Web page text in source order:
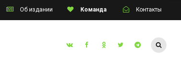
Об издании Команда Контакты